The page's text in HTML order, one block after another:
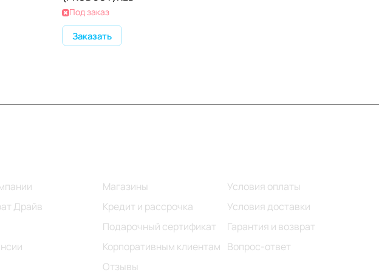
Под заказ
Заказать
Драйв
Магазины
Кредит и рассрочка
Подарочный сертификат
Корпоративным клиентам
Отзывы
Условия оплаты
Условия доставки
Гарантия и возврат
Вопрос-ответ